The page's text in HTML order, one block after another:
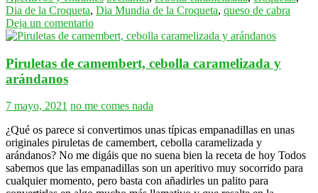
Dia de la Croqueta, Dia Mundia de la Croqueta, queso de cabra
Deja un comentario
Piruletas de camembert, cebolla caramelizada y
arándanos
7 mayo, 2021 no me comes nada
¿Qué os parece si convertimos unas típicas empanadillas en unas
originales piruletas de camembert, cebolla caramelizada y
arándanos? No me digáis que no suena bien la receta de hoy Todos
sabemos que las empanadillas son un aperitivo muy socorrido para
cualquier momento, pero basta con añadirles un palito para